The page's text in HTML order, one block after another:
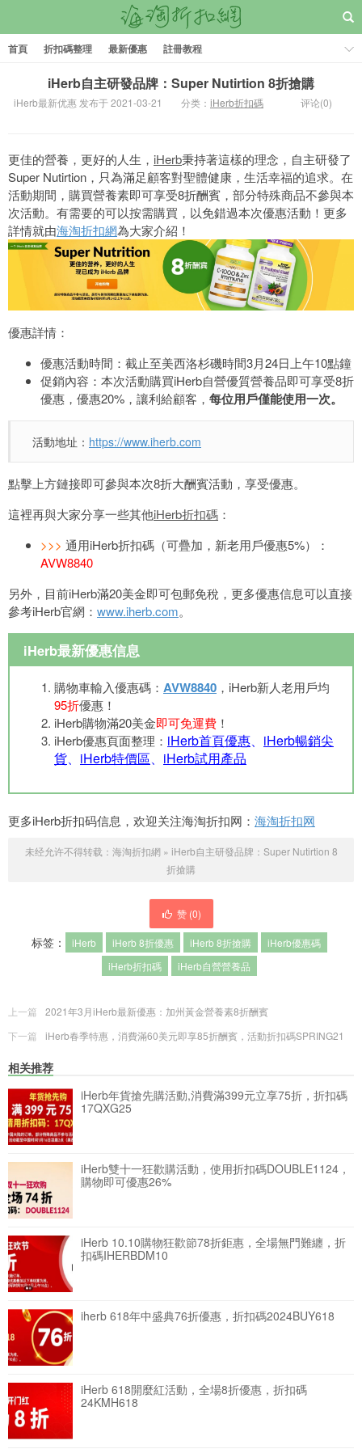
首頁 折扣碼整理 最新優惠 註冊教程
iHerb自主研發品牌：Super Nutirtion 8折搶購
iHerb最新优惠 发布于 2021-03-21 分类： iHerb折扣碼 评论(0)
更佳的營養，更好的人生， iHerb秉持著這樣的理念，自主研發了
Super Nutirtion，只為滿足顧客對聖體健康，生活幸福的追求。在
活動期間，購買營養素即可享受8折酬賓，部分特殊商品不參與本
次活動。有需要的可以按需購買，以免錯過本次優惠活動！更多
詳情就由海淘折扣網為大家介紹！
優惠詳情：
優惠活動時間：截止至美西洛杉磯時間3月24日上午10點鐘
促銷內容：本次活動購買iHerb自營優質營養品即可享受8折
優惠，優惠20%，讓利給顧客， 每位用戶僅能使用一次。
活動地址： https://www.iherb.com
點擊上方鏈接即可參與本次8折大酬賓活動，享受優惠。
這裡再與大家分享一些其他iHerb折扣碼 ：
>>> 通用iHerb折扣碼（可疊加，新老用戶優惠5%）：
AVW8840
另外，目前iHerb滿20美金即可包郵免稅，更多優惠信息可以直接
參考iHerb官網： www.iherb.com。
iHerb最新優惠信息
購物車輸入優惠碼： AVW8840 ，iHerb新人老用戶均
95折優惠！
iHerb購物滿20美金即可免運費 ！
iHerb優惠頁面整理： iHerb首頁優惠
iHerb暢銷尖
貨
iHerb特價區 iHerb試用產品
更多iHerb折扣码信息，欢迎关注海淘折扣网： 海淘折扣网
未经允许不得转载： 海淘折扣網» iHerb自主研發品牌：Super Nutirtion 8
折搶購
赞 (0)
标签： iHerb iHerb 8折優惠 iHerb 8折搶購
iHerb優惠碼
iHerb折扣碼
iHerb自營營養品
上一篇
2021年3月iHerb最新優惠：加州黃金營養素8折酬賓
下一篇
iHerb春季特惠，消費滿60美元即享85折酬賓，活動折扣碼SPRING21
相关推荐
iHerb年貨搶先購活動,消費滿399元立享75折，折扣碼
17QXG25
iHerb雙十一狂歡購活動，使用折扣碼DOUBLE1124，
購物即可優惠26%
iHerb 10.10購物狂歡節78折鉅惠，全場無門難纏，折
扣碼IHERBDM10
iherb 618年中盛典76折優惠，折扣碼2024BUY618
iHerb 618開麼紅活動，全場8折優惠，折扣碼
24KMH618